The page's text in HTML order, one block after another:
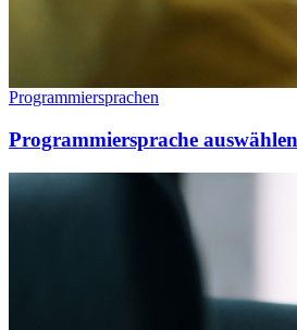
Programmiersprachen
Programmiersprache